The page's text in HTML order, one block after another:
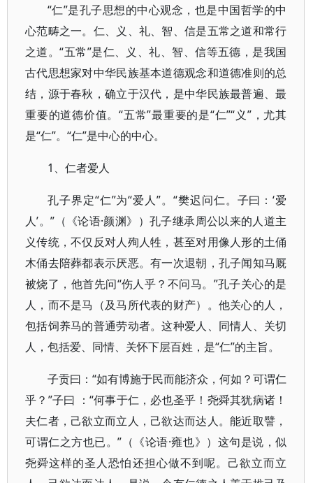
“仁”是孔子思想的中心观念，也是中国哲学的中
心范畴之一。仁、义、礼、智、信是五常之道和常行
之道。“五常”是仁、义、礼、智、信等五德，是我国
古代思想家对中华民族基本道德观念和道德准则的总
结，源于春秋，确立于汉代，是中华民族最普遍、最
重要的道德价值。“五常”最重要的是“仁”“义”，尤其
是“仁”。“仁”是中心的中心。
1、仁者爱人
孔子界定“仁”为“爱人”。“樊迟问仁。子曰：‘爱
人’。”（《论语·颜渊》）孔子继承周公以来的人道主
义传统，不仅反对人殉人牲，甚至对用像人形的土俑
木俑去陪葬都表示厌恶。有一次退朝，孔子闻知马厩
被烧了，他首先问“伤人乎？不问马。”孔子关心的是
人，而不是马（及马所代表的财产）。他关心的人，
包括饲养马的普通劳动者。这种爱人、同情人、关切
人，包括爱、同情、关怀下层百姓，是“仁”的主旨。
子贡曰：“如有博施于民而能济众，何如？可谓仁
乎？”子曰 ：“何事于仁，必也圣乎！尧舜其犹病诸！
夫仁者，己欲立而立人，己欲达而达人。能近取譬，
可谓仁之方也已。”（《论语·雍也》）这句是说，似
尧舜这样的圣人恐怕还担心做不到呢。己欲立而立